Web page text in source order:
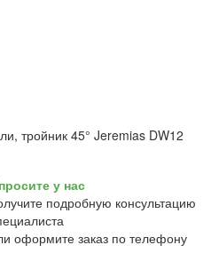
тройник 45° Jeremias DW12
у нас
подробную консультацию
оформите заказ по телефону